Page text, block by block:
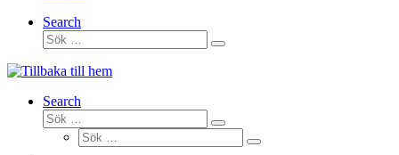
Search
Sök
Sök
Search
Sök
Sök
Sök
Sök